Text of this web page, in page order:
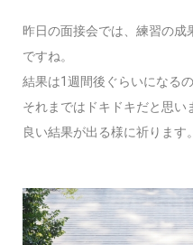
昨日の面接会では、練習の成
ですね。
結果は1週間後ぐらいになる
それまではドキドキだと思
良い結果が出る様に祈ります。